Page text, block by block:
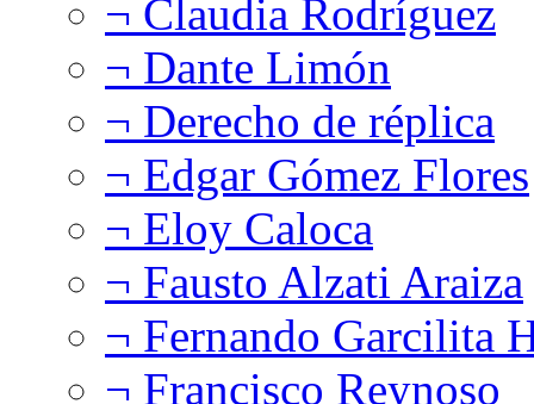
¬ Claudia Rodríguez
¬ Dante Limón
¬ Derecho de réplica
¬ Edgar Gómez Flores
¬ Eloy Caloca
¬ Fausto Alzati Araiza
¬ Fernando Garcilita
¬ Francisco Reynoso